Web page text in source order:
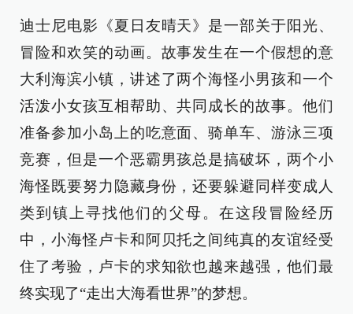
迪士尼电影《夏日友晴天》是一部关于阳光、
冒险和欢笑的动画。故事发生在一个假想的意
大利海滨小镇，讲述了两个海怪小男孩和一个
活泼小女孩互相帮助、共同成长的故事。他们
准备参加小岛上的吃意面、骑单车、游泳三项
竞赛，但是一个恶霸男孩总是搞破坏，两个小
海怪既要努力隐藏身份，还要躲避同样变成人
类到镇上寻找他们的父母。在这段冒险经历
中，小海怪卢卡和阿贝托之间纯真的友谊经受
住了考验，卢卡的求知欲也越来越强，他们最
终实现了“走出大海看世界”的梦想。